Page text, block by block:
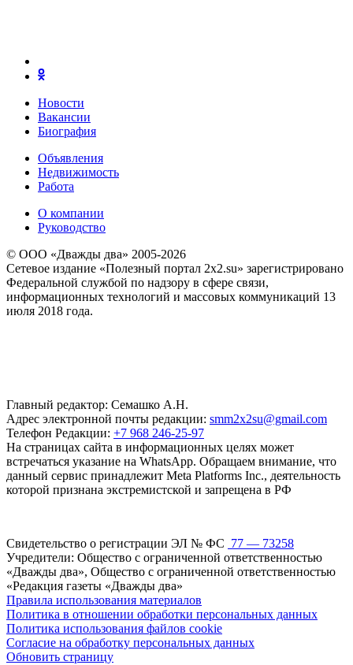
Новости
Вакансии
Биография
Объявления
Недвижимость
Работа
О компании
Руководство
© ООО «Дважды два» 2005-2026
Сетевое издание «Полезный портал 2x2.su» зарегистрировано
Федеральной службой по надзору в сфере связи,
информационных технологий и массовых коммуникаций 13
июля 2018 года.
Главный редактор: Семашко А.Н.
Адрес электронной почты редакции: smm2x2su@gmail.com
Телефон Редакции: +7 968 246-25-97
На страницах сайта в информационных целях может
встречаться указание на WhatsApp. Обращаем внимание, что
данный сервис принадлежит Meta Platforms Inc., деятельность
которой признана экстремистской и запрещена в РФ
Свидетельство о регистрации ЭЛ № ФС 77 — 73258
Учредители: Общество с ограниченной ответственностью
«Дважды два», Общество с ограниченной ответственностью
«Редакция газеты «Дважды два»
Правила использования материалов
Политика в отношении обработки персональных данных
Политика использования файлов cookie
Согласие на обработку персональных данных
Обновить страницу